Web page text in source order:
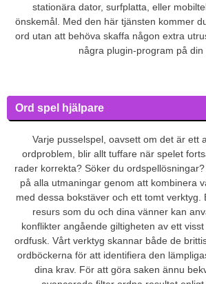
stationära dator, surfplatta, eller
önskemål. Med den här tjänsten kommer
ord utan att behöva skaffa någon extra
några plugin-program på din
Ord spel hjälpare
Varje pusselspel, oavsett om det är ett
ordproblem, blir allt tuffare när spelet
rader korrekta? Söker du
på alla utmaningar genom att kombinera
med dessa bokstäver och ett tomt verktyg.
resurs som du och dina vänner kan
konflikter angående giltigheten av ett
ordfusk. Vårt verktyg skannar både de
ordböckerna för att identifiera den
dina krav. För att göra saken ännu